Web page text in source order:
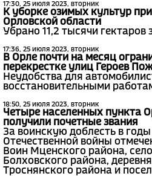
17:30, 25 июля 2023, вторник
К уборке озимых культур
Орловской области
Убрано 11,2 тысячи гектаров
17:36, 25 июля 2023, вторник
В Орле почти на месяц
перекрестке улиц Героев
Неудобства для
восстановительными
18:50, 25 июля 2023, вторник
Четыре населенных пункта
получили почетные звания
За воинскую доблесть в
Отечественной войны
Воин Мценского района,
Болховского района,
Троснянского района и